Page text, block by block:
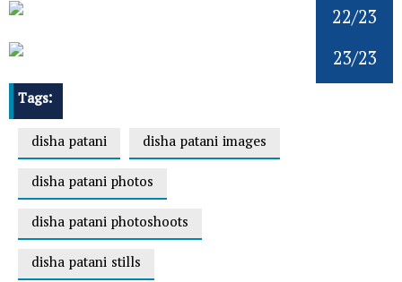
22/23
23/23
Tags:
disha patani
disha patani images
disha patani photos
disha patani photoshoots
disha patani stills